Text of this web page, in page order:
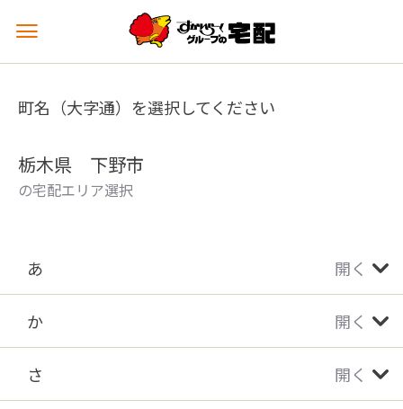
メ
ュ
を
町名（大字通）を選択してください
栃木県 下野市
の宅配エリア選択
あ 開く
か 開く
さ 開く